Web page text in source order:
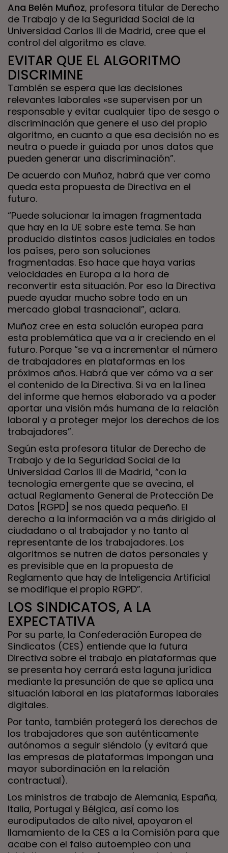
Ana Belén Muñoz, profesora titular de Derecho
de Trabajo y de la Seguridad Social de la
Universidad Carlos III de Madrid, cree que el
control del algoritmo es clave.
EVITAR QUE EL ALGORITMO
DISCRIMINE
También se espera que las decisiones
relevantes laborales «se supervisen por un
responsable y evitar cualquier tipo de sesgo o
discriminación que genere el uso del propio
algoritmo, en cuanto a que esa decisión no es
neutra o puede ir guiada por unos datos que
pueden generar una discriminación”.
De acuerdo con Muñoz, habrá que ver como
queda esta propuesta de Directiva en el
futuro.
“Puede solucionar la imagen fragmentada
que hay en la UE sobre este tema. Se han
producido distintos casos judiciales en todos
los países, pero son soluciones
fragmentadas. Eso hace que haya varias
velocidades en Europa a la hora de
reconvertir esta situación. Por eso la Directiva
puede ayudar mucho sobre todo en un
mercado global trasnacional”, aclara.
Muñoz cree en esta solución europea para
esta problemática que va a ir creciendo en el
futuro. Porque “se va a incrementar el número
de trabajadores en plataformas en los
próximos años. Habrá que ver cómo va a ser
el contenido de la Directiva. Si va en la línea
del informe que hemos elaborado va a poder
aportar una visión más humana de la relación
laboral y a proteger mejor los derechos de los
trabajadores”.
Según esta profesora titular de Derecho de
Trabajo y de la Seguridad Social de la
Universidad Carlos III de Madrid, “con la
tecnología emergente que se avecina, el
actual Reglamento General de Protección De
Datos [RGPD] se nos queda pequeño. El
derecho a la información va a más dirigido al
ciudadano o al trabajador y no tanto al
representante de los trabajadores. Los
algoritmos se nutren de datos personales y
es previsible que en la propuesta de
Reglamento que hay de Inteligencia Artificial
se modifique el propio RGPD”.
LOS SINDICATOS, A LA
EXPECTATIVA
Por su parte, la Confederación Europea de
Sindicatos (CES) entiende que la futura
Directiva sobre el trabajo en plataformas que
se presenta hoy cerrará esta laguna jurídica
mediante la presunción de que se aplica una
situación laboral en las plataformas laborales
digitales.
Por tanto, también protegerá los derechos de
los trabajadores que son auténticamente
autónomos a seguir siéndolo (y evitará que
las empresas de plataformas impongan una
mayor subordinación en la relación
contractual).
Los ministros de trabajo de Alemania, España,
Italia, Portugal y Bélgica, así como los
eurodiputados de alto nivel, apoyaron el
llamamiento de la CES a la Comisión para que
acabe con el falso autoempleo con una